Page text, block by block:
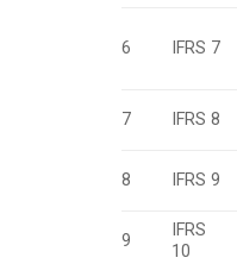
6 IFRS 7
7 IFRS 8
8 IFRS 9
9
IFRS
10